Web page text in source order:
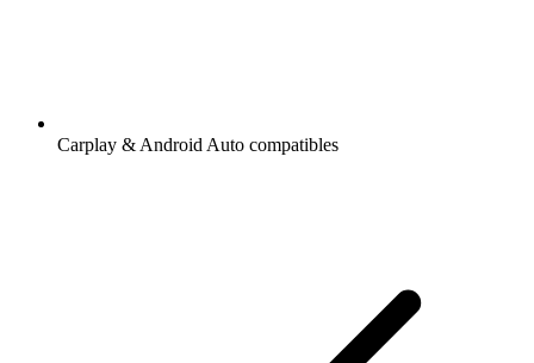
Carplay & Android Auto compatibles